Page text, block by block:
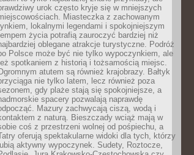
urok często kryje się w mniejszych
Miasteczka z zachowanym
lokalnymi legendami i spokojniejszym
życia potrafią zauroczyć bardziej niż
oblegane atrakcje turystyczne. Podróż
Polsce może być nie tylko wypoczynkiem, ale
spotkaniem z historią i tożsamością miejsc.
atutem są również krajobrazy. Bałtyk
nie tylko latem, lecz również poza
gdy plaże stają się spokojniejsze, a
spacery pozwalają naprawdę
Mazury zachwycają ciszą, wodą i
z naturą. Bieszczady wciąż mają w
coś z przestrzeni wolnej od pośpiechu, a
oferują spektakularne widoki dla tych, którzy
lubią aktywny wypoczynek. Sudety, Roztocze,